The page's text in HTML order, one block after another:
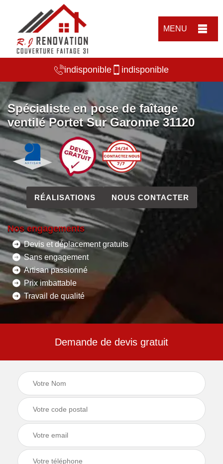
MENU
indisponible indisponible
Spécialiste en pose de faîtage
ventilé Portet Sur Garonne 31120
RÉALISATIONS NOUS CONTACTER
Nos engagements
Devis et déplacement gratuits
Sans engagement
Artisan passionné
Prix imbattable
Travail de qualité
Demande de devis gratuit